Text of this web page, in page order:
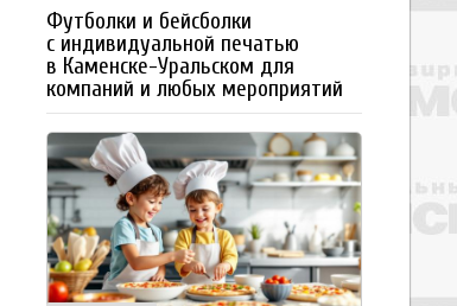
Футболки и бейсболки
с индивидуальной печатью
в Каменске-Уральском для
компаний и любых мероприятий